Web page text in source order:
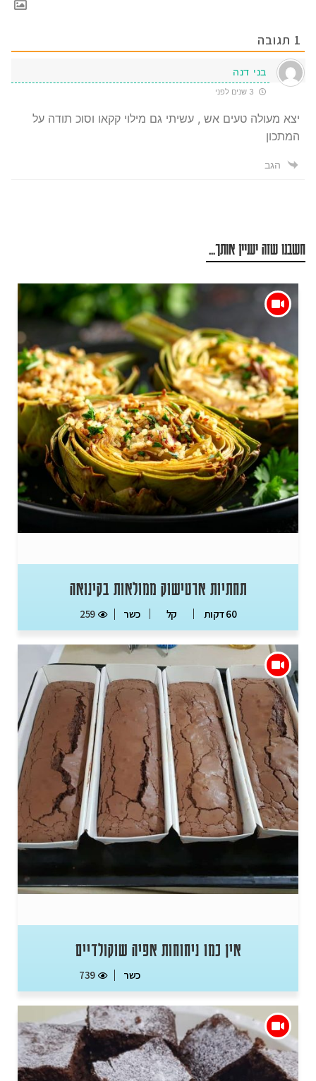
1 תגובה
בני דנה
יצא מעולה טעים אש , עשיתי גם מילוי קקאו וסוכ תודה על
המתכון
הגב
חשבנו שזה יעניין אותך...
תחתיות ארטישוק ממולאות בקינואה
60 דקות קל כשר 259
אין כמו ניחוחות אפיה שוקולדיים
כשר 739